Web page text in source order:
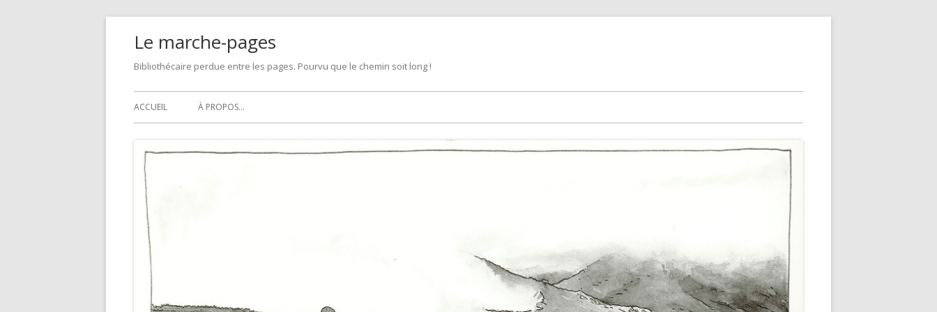
Le marche-pages
Bibliothécaire perdue entre les pages. Pourvu que le chemin soit long !
Primary
ACCUEIL À PROPOS…